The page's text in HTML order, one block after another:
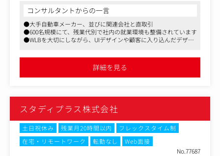
人的資本経営の重要性が叫ばれる昨今、企業において社員
のエンゲージメント向上は大きな課題です。
こうした課題を解決するべく開発・リリースされた『TUN
していて、組織課題に合わせたカスタマイズ制と管理のし
やすさもあり、大手企業も積極的に導入しています。
https://biz.tunag.jp/feature
■『TUNAG』の導入企業
https://biz.tunag.jp/case/list
■note：『第二創業期のTUNAGのこれからが面白いって
同社は東京ビッグサイト、Aichi Sky Expo、パシフィコ横
浜などで開催される大規模展示会において、大手企業との
直接取引による豊富な実績があります。
展示ブースの企画・設計・制作・施工管理までを一貫して
手掛け、オーダーメイドならではの高品質な空間づくりで
近年では、展示会・イベント領域にとどまらず、企業ショ
ールームなどの空間デザイン全般へと事業領域を拡大して
制作ディレクションまで、プロジェクト全体を一貫して担
当していただきます。
これまで同社は、大手クライアントの展示会ブースにおい
て、企画から施工までを一貫して手掛けることで信頼を築
コンサルタントからの一言
●大手自動車メーカー、並びに関連会社と直取引
●600名規模にて、残業代別で社内の就業環境も整備されています
●WLBを大切にしながら、UIデザインや顧客に入り込んだデザイ
詳細を見る
スタディプラス株式会社
土日祝休み 残業月20時間以内
フレックスタイム制
在宅・リモートワーク
転勤なし
Web面接
No.77687